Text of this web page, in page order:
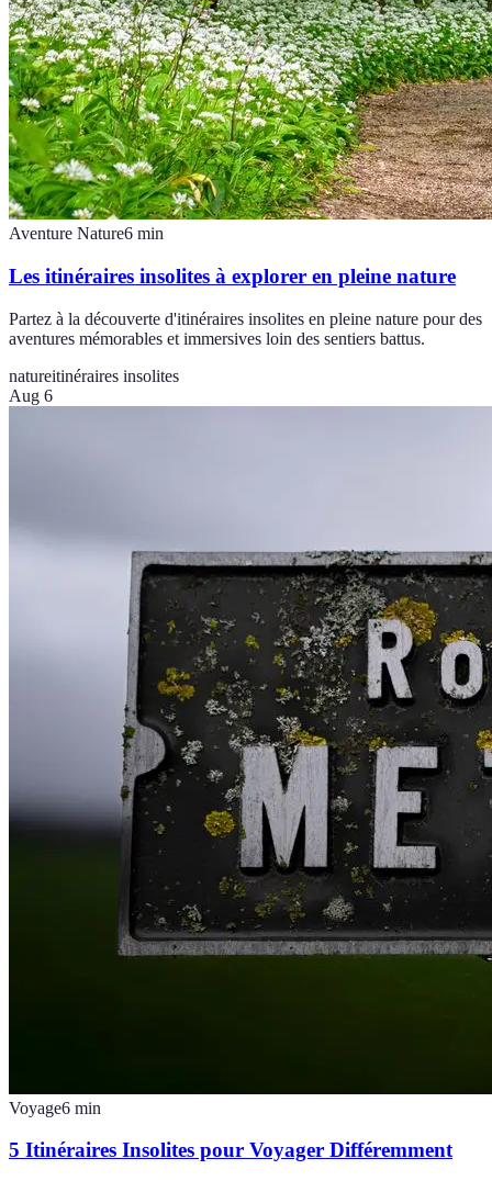
Aventure Nature6 min
Les itinéraires insolites à explorer en pleine nature
Partez à la découverte d'itinéraires insolites en pleine nature pour des
aventures mémorables et immersives loin des sentiers battus.
natureitinéraires insolites
Aug 6
Voyage6 min
5 Itinéraires Insolites pour Voyager Différemment